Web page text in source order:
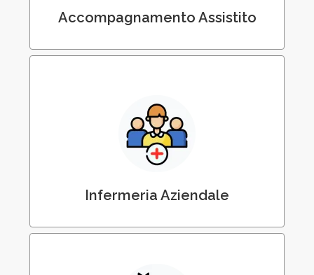
Accompagnamento Assistito
Infermeria Aziendale
Gestione Infermeria – Infermieri in Azienda